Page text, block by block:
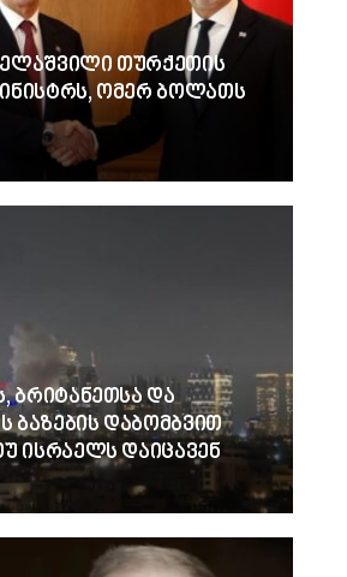
თურქეთის
ომერ ბოლათს
ბრიტანეთსა და
ბაზების დაბომბვით
ისრაელს დაიცავენ